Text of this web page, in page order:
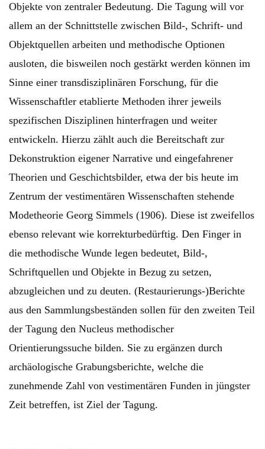
Objekte von zentraler Bedeutung. Die Tagung will vor
allem an der Schnittstelle zwischen Bild-, Schrift- und
Objektquellen arbeiten und methodische Optionen
ausloten, die bisweilen noch gestärkt werden können im
Sinne einer transdisziplinären Forschung, für die
Wissenschaftler etablierte Methoden ihrer jeweils
spezifischen Disziplinen hinterfragen und weiter
entwickeln. Hierzu zählt auch die Bereitschaft zur
Dekonstruktion eigener Narrative und eingefahrener
Theorien und Geschichtsbilder, etwa der bis heute im
Zentrum der vestimentären Wissenschaften stehende
Modetheorie Georg Simmels (1906). Diese ist zweifellos
ebenso relevant wie korrekturbedürftig. Den Finger in
die methodische Wunde legen bedeutet, Bild-,
Schriftquellen und Objekte in Bezug zu setzen,
abzugleichen und zu deuten. (Restaurierungs-)Berichte
aus den Sammlungsbeständen sollen für den zweiten Teil
der Tagung den Nucleus methodischer
Orientierungssuche bilden. Sie zu ergänzen durch
archäologische Grabungsberichte, welche die
zunehmende Zahl von vestimentären Funden in jüngster
Zeit betreffen, ist Ziel der Tagung.